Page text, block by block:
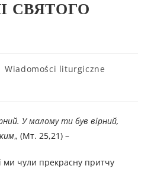
СВЯТОГО
Wiadomości liturgiczne
У малому ти був вірний,
„ (Мт. 25,21) –
ми чули прекрасну притчу